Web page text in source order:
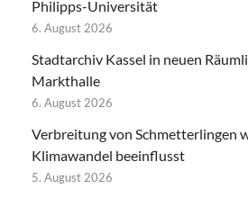
Philipps-Universität
6. August 2026
Stadtarchiv Kassel in neuen
Markthalle
6. August 2026
Verbreitung von Schmetterlingen
Klimawandel beeinflusst
5. August 2026